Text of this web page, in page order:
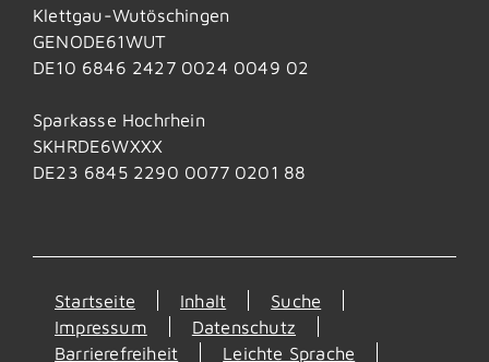
Klettgau-Wutöschingen
GENODE61WUT
DE10 6846 2427 0024 0049 02
Sparkasse Hochrhein
SKHRDE6WXXX
DE23 6845 2290 0077 0201 88
Startseite Inhalt
Suche
Impressum
Datenschutz
Barrierefreiheit
Leichte Sprache